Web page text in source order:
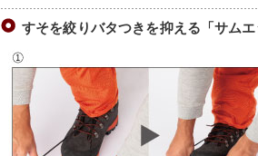
すそを絞りバタつきを抑える「サムエ